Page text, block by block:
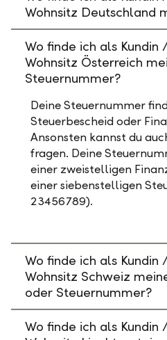
Wohnsitz Deutschland
Wo finde ich als Kundin
Wohnsitz Österreich
Steuernummer?
Deine Steuernummer
Steuerbescheid oder
Ansonsten kannst du
fragen. Deine
einer zweistelligen
einer siebenstelligen
23456789).
Wo finde ich als Kundin
Wohnsitz Schweiz
oder Steuernummer?
Wo finde ich als Kundin